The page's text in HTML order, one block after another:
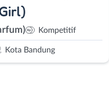
Kompetitif
Kota Bandung